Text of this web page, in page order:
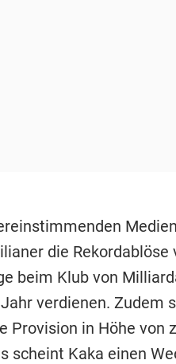
die
beim Klub von
verdienen. Zudem
Provision in Höhe von
scheint Kaka einen